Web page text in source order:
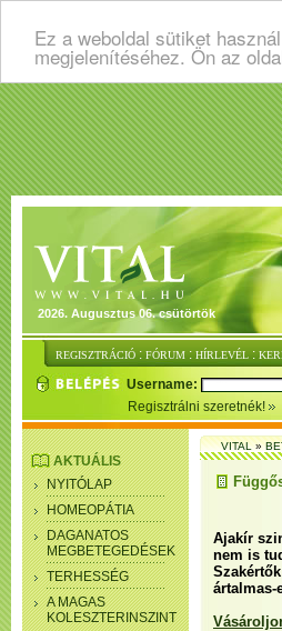
Ez a weboldal sütiket
megjelenítéséhez. Ön az
2026. Augusztus 06. csütörtök
REGISZTRÁCIÓ : FÓRUM : HÍRLEVÉL :
Username:
Regisztrálni szeretnék!
AKTUÁLIS
NYITÓLAP
HOMEOPÁTIA
DAGANATOS
MEGBETEGEDÉSEK
TERHESSÉG
A MAGAS
KOLESZTERINSZINT
VITAL»
Ajakír
nem is
ártalmas-